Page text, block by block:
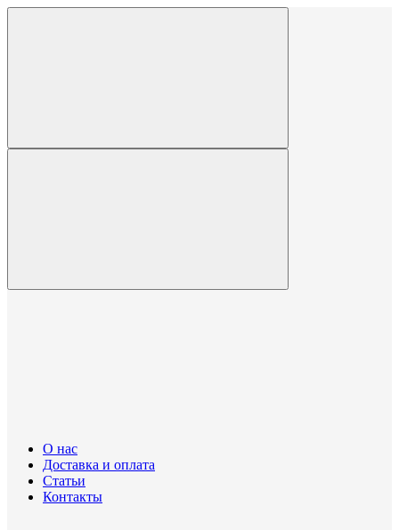
О нас
Доставка и оплата
Статьи
Контакты